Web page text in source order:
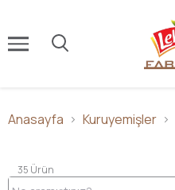
Anasayfa Kuruyemişler
35 Ürün